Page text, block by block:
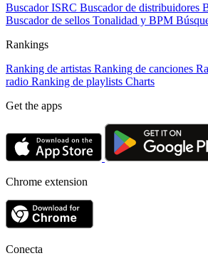
Buscador ISRC Buscador de distribuidores
Buscador de sellos Tonalidad y BPM
Rankings
Ranking de artistas Ranking de canciones
radio Ranking de playlists Charts
Get the apps
Chrome extension
Conecta